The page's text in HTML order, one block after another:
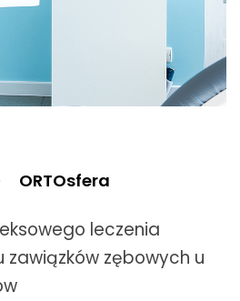
ORTOsfera
leczenia
zębowych u